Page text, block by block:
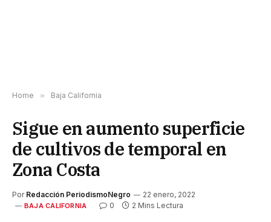
Home » Baja California
Sigue en aumento superficie
de cultivos de temporal en
Zona Costa
Por Redacción PeriodismoNegro 22 enero, 2022
BAJA CALIFORNIA 0 2 Mins Lectura